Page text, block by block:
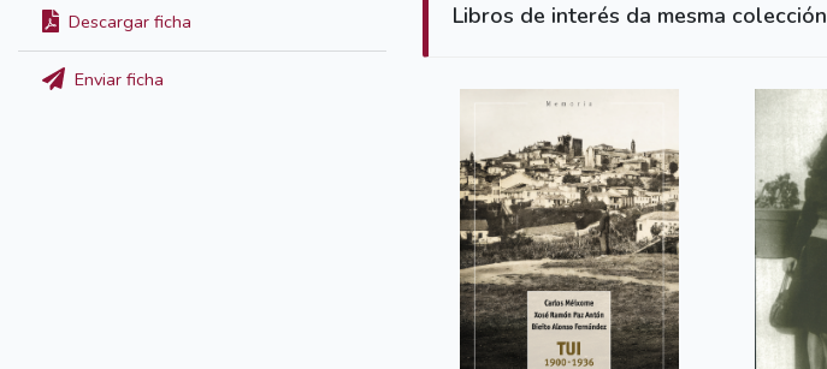
Descargar ficha
Enviar ficha
Libros de interés da mesma colección